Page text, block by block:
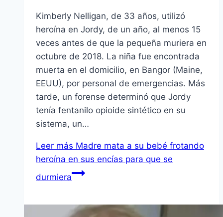
Kimberly Nelligan, de 33 años, utilizó
heroína en Jordy, de un año, al menos 15
veces antes de que la pequeña muriera en
octubre de 2018. La niña fue encontrada
muerta en el domicilio, en Bangor (Maine,
EEUU), por personal de emergencias. Más
tarde, un forense determinó que Jordy
tenía fentanilo opioide sintético en su
sistema, un…
Leer más Madre mata a su bebé frotando
heroína en sus encías para que se
durmiera